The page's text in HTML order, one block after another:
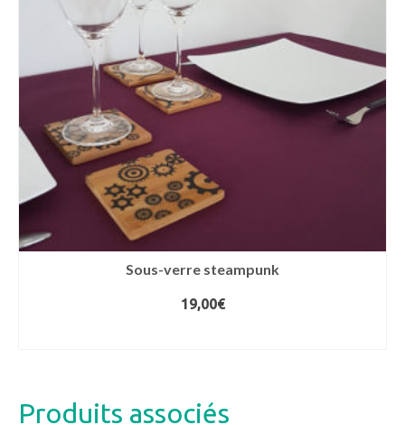
Sous-verre steampunk
19,00€
a
Produits associés